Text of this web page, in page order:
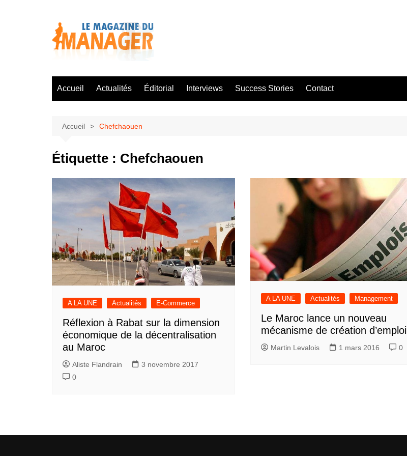
Accueil Actualités Éditorial Interviews Success Stories Contact
Accueil Chefchaouen
Étiquette : Chefchaouen
A LA UNE Actualités E-Commerce
Réflexion à Rabat sur la dimension
économique de la décentralisation
au Maroc
Aliste Flandrain
3 novembre 2017
0
A LA UNE Actualités Management
Le Maroc lance un nouveau
mécanisme de création d’emploi
Martin Levalois 1 mars 2016 0